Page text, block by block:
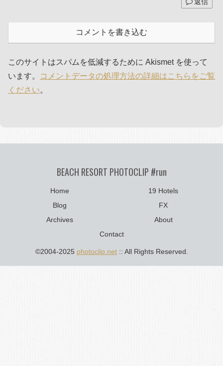
コメントを書き込む
このサイトはスパムを低減するために Akismet を使って
います。
コメントデータの処理方法の詳細はこちらをご覧
ください。
BEACH RESORT PHOTOCLIP #run
Home
19 Hotels
Blog
FX
Archives
About
Contact
©2004-2025 photoclip.net:: All Rights Reserved.